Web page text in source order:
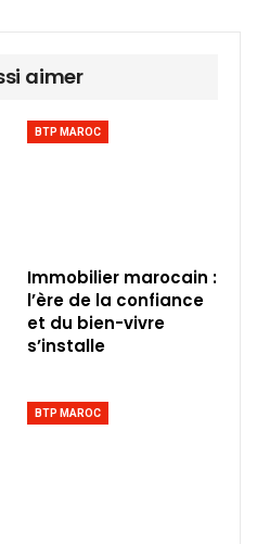
aimer
BTP MAROC
Immobilier marocain :
l’ère de la confiance
et du bien-vivre
s’installe
BTP MAROC